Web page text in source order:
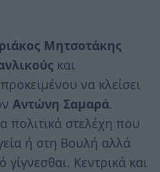
Μητσοτάκης
και
να κλείσει
Αντώνη Σαμαρά.
πολιτικά στελέχη που
ή στη Βουλή αλλά
Κεντρικά και